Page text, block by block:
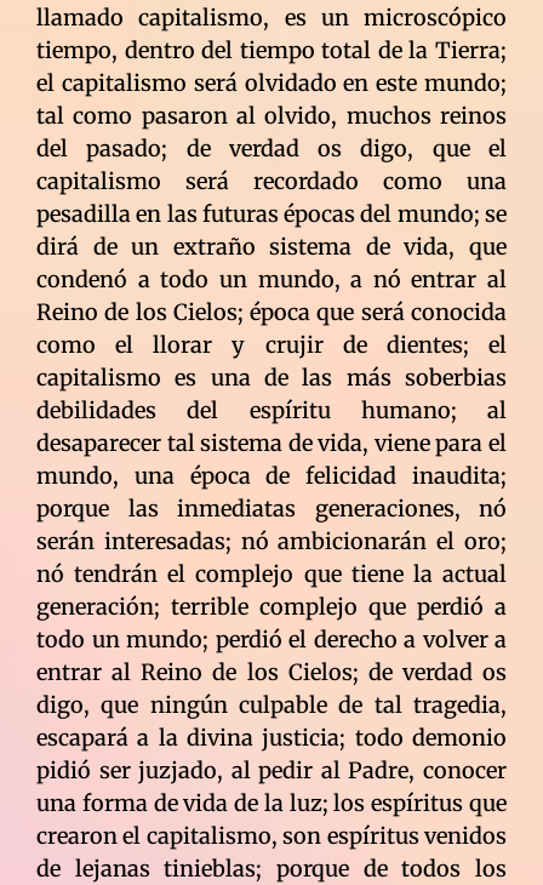
llamado capitalismo, es un microscópico
tiempo, dentro del tiempo total de la Tierra;
el capitalismo será olvidado en este mundo;
tal como pasaron al olvido, muchos reinos
del pasado; de verdad os digo, que el
capitalismo será recordado como una
pesadilla en las futuras épocas del mundo; se
dirá de un extraño sistema de vida, que
condenó a todo un mundo, a nó entrar al
Reino de los Cielos; época que será conocida
como el llorar y crujir de dientes; el
capitalismo es una de las más soberbias
debilidades del espíritu humano; al
desaparecer tal sistema de vida, viene para el
mundo, una época de felicidad inaudita;
porque las inmediatas generaciones, nó
serán interesadas; nó ambicionarán el oro;
nó tendrán el complejo que tiene la actual
generación; terrible complejo que perdió a
todo un mundo; perdió el derecho a volver a
entrar al Reino de los Cielos; de verdad os
digo, que ningún culpable de tal tragedia,
escapará a la divina justicia; todo demonio
pidió ser juzjado, al pedir al Padre, conocer
una forma de vida de la luz; los espíritus que
crearon el capitalismo, son espíritus venidos
de lejanas tinieblas; porque de todos los